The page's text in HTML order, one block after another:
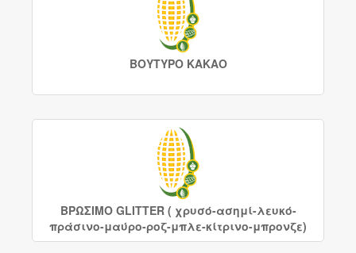
ΒΟΥΤΥΡΟ ΚΑΚΑΟ
ΒΡΩΣΙΜΟ GLITTER ( χρυσό-ασημί-λευκό-
πράσινο-μαύρο-ροζ-μπλε-κίτρινο-μπρονζε)